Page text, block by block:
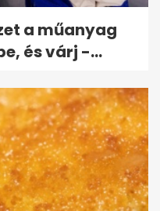
a műanyag
és várj -...